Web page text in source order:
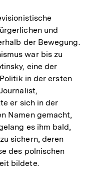
und
der Bewegung.
war bis zu
eine der
in der ersten
er sich in der
Namen gemacht,
es ihm bald,
sichern, deren
des polnischen
bildete.